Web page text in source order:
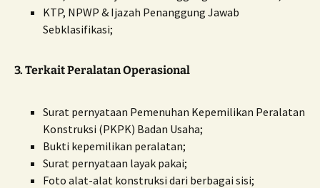
KTP, NPWP & Ijazah Penanggung Jawab
Sebklasifikasi;
3. Terkait Peralatan Operasional
Surat pernyataan Pemenuhan Kepemilikan Peralatan
Konstruksi (PKPK) Badan Usaha;
Bukti kepemilikan peralatan;
Surat pernyataan layak pakai;
Foto alat-alat konstruksi dari berbagai sisi;